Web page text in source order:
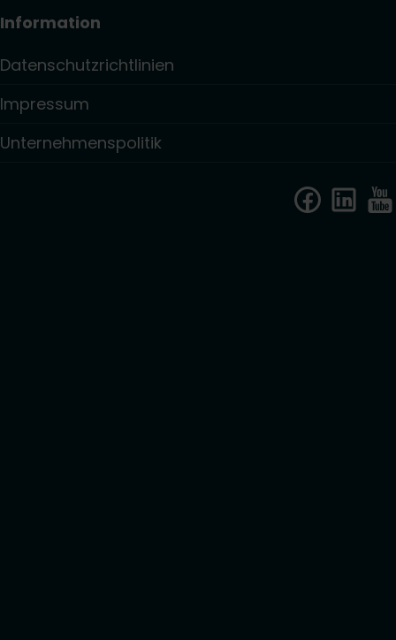
Information
Datenschutzrichtlinien
Impressum
Unternehmenspolitik